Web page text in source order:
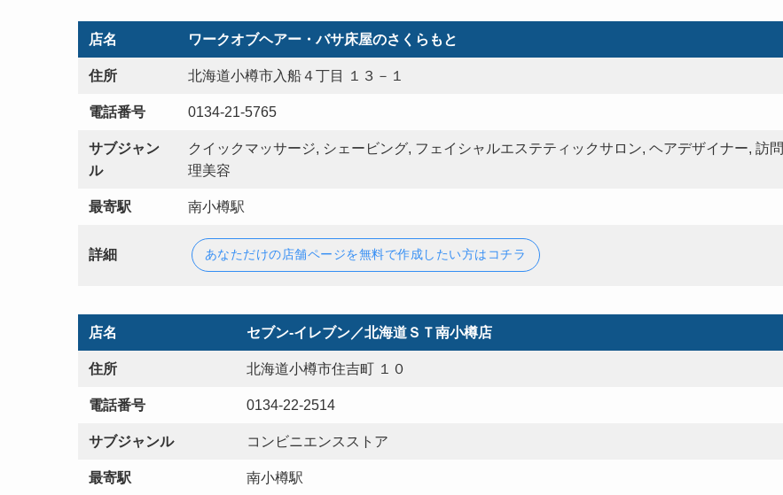
店名 ワークオブヘアー・バサ床屋のさくらもと
住所 北海道小樽市入船４丁目 １３－１
電話番号 0134-21-5765
サブジャン
ル
クイックマッサージ, シェービング, フェイシャルエステティックサロン, ヘアデザイナー, 訪問
理美容
最寄駅 南小樽駅
詳細 あなただけの店舗ページを無料で作成したい方はコチラ
店名 セブン‐イレブン／北海道ＳＴ南小樽店
住所 北海道小樽市住吉町 １０
電話番号 0134-22-2514
サブジャンル コンビニエンスストア
最寄駅 南小樽駅